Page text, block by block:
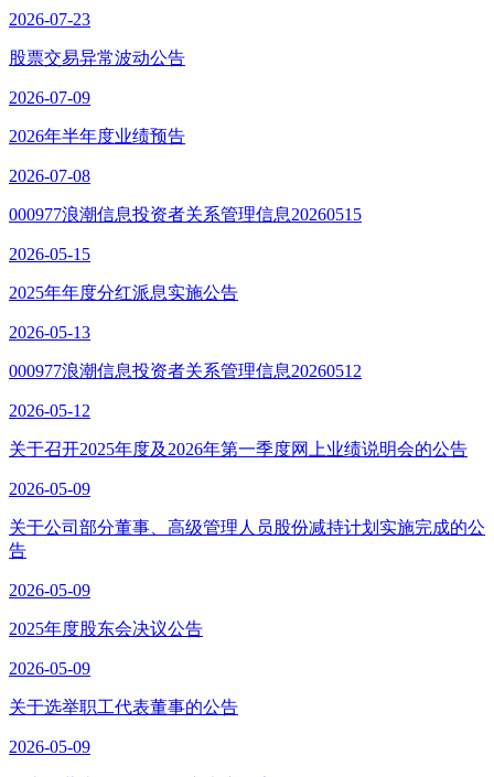
2026-07-23
股票交易异常波动公告
2026-07-09
2026年半年度业绩预告
2026-07-08
000977浪潮信息投资者关系管理信息20260515
2026-05-15
2025年年度分红派息实施公告
2026-05-13
000977浪潮信息投资者关系管理信息20260512
2026-05-12
关于召开2025年度及2026年第一季度网上业绩说明会的公告
2026-05-09
关于公司部分董事、高级管理人员股份减持计划实施完成的公
告
2026-05-09
2025年度股东会决议公告
2026-05-09
关于选举职工代表董事的公告
2026-05-09